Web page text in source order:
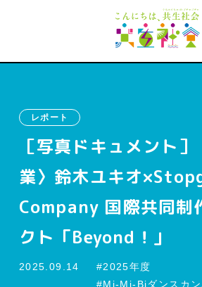
レポート
［写真ドキュメント
業〉鈴木ユキオ
Company 国際共同制
クト「Beyond！」
2025.09.14
2025年度
Mi-Mi-Biダンスカン